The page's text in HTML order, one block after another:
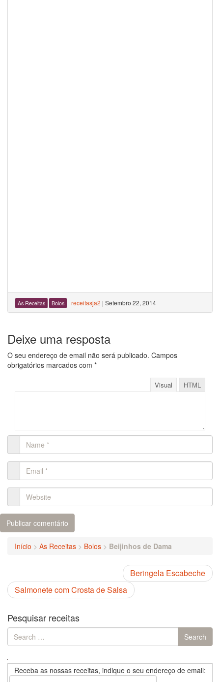
As Receitas Bolos | receitasja2 | Setembro 22, 2014
Deixe uma resposta
O seu endereço de email não será publicado. Campos
obrigatórios marcados com *
Visual HTML
Início > As Receitas > Bolos > Beijinhos de Dama
Beringela Escabeche
Salmonete com Crosta de Salsa
Pesquisar receitas
Search
for:
Search
Receba as nossas receitas, indique o seu endereço de email: